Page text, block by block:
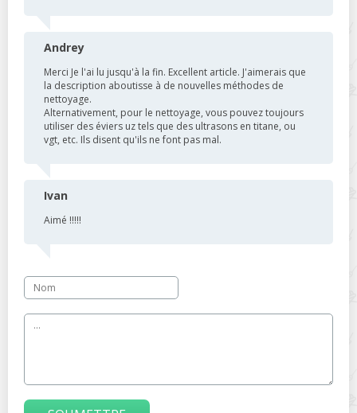
Andrey
Merci Je l'ai lu jusqu'à la fin. Excellent article. J'aimerais que
la description aboutisse à de nouvelles méthodes de
nettoyage.
Alternativement, pour le nettoyage, vous pouvez toujours
utiliser des éviers uz tels que des ultrasons en titane, ou
vgt, etc. Ils disent qu'ils ne font pas mal.
Ivan
Aimé !!!!!